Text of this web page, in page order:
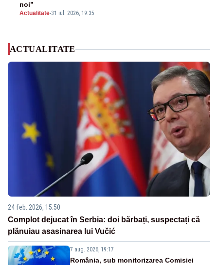
Actualitate-31 iul. 2026, 19:35
noi”
ACTUALITATE
24 feb. 2026, 15:50
Complot dejucat în Serbia: doi bărbați, suspectați că
plănuiau asasinarea lui Vučić
7 aug. 2026, 19:17
România, sub monitorizarea Comisiei